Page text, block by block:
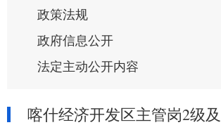
政策法规
政府信息公开
法定主动公开内容